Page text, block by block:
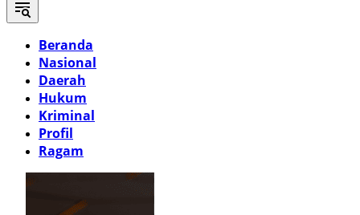
Beranda
Nasional
Daerah
Hukum
Kriminal
Profil
Ragam